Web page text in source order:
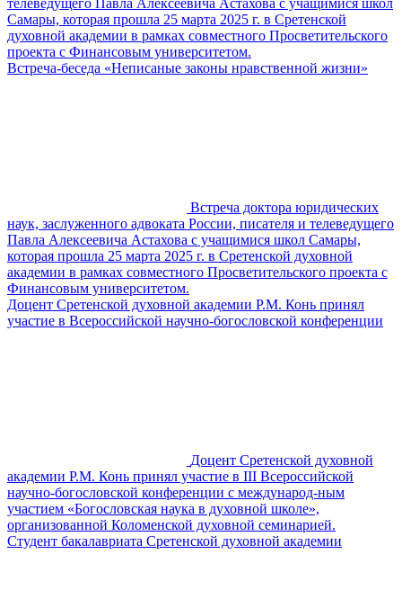
Самары, которая прошла 25 марта 2025 г. в Сретенской
духовной академии в рамках совместного Просветительского
проекта с Финансовым университетом.
Встреча-беседа «Неписаные законы нравственной жизни»
Встреча доктора юридических
наук, заслуженного адвоката России, писателя и телеведущего
Павла Алексеевича Астахова с учащимися школ Самары,
которая прошла 25 марта 2025 г. в Сретенской духовной
академии в рамках совместного Просветительского проекта с
Финансовым университетом.
Доцент Сретенской духовной академии Р.М. Конь принял
участие в Всероссийской научно-богословской конференции
Доцент Сретенской духовной
академии Р.М. Конь принял участие в III Всероссийской
научно-богословской конференции с международ-ным
участием «Богословская наука в духовной школе»,
организованной Коломенской духовной семинарией.
Студент бакалавриата Сретенской духовной академии